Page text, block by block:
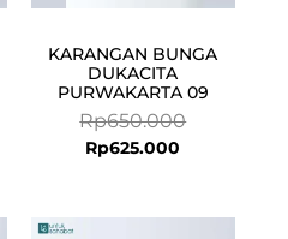
KARANGAN BUNGA
DUKACITA
PURWAKARTA 09
Rp650.000
Rp625.000